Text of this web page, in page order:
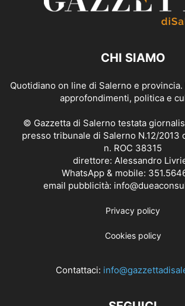
CHI SIAMO
Quotidiano on line di Salerno e
approfondimenti, politica e
© Gazzetta di Salerno testata
presso tribunale di Salerno N.12/2013
n. ROC 38315
direttore: Alessandro
WhatsApp & mobile:
email pubblicità:
Privacy policy
Cookies policy
Contattaci: